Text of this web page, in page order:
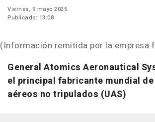
Viernes, 9 mayo 2025
Publicado: 13:08
(Información remitida por la empresa
General Atomics Aeronautical
el principal fabricante mundial
aéreos no tripulados (UAS)